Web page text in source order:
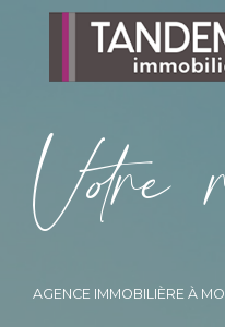
Vore
AGENCE IMMOBILIÈRE À